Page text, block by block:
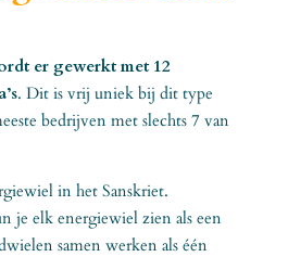
er gewerkt met 12
. Dit is vrij uniek bij dit type
bedrijven met slechts 7 van
in het Sanskriet.
je elk energiewiel zien als een
samen werken als één